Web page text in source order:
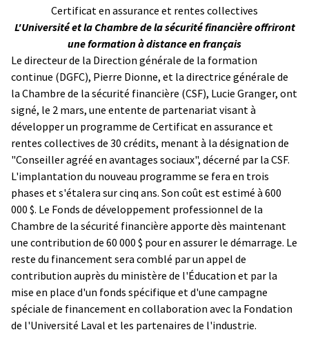
Certificat en assurance et rentes collectives
L'Université et la Chambre de la sécurité financière offriront
une formation à distance en français
Le directeur de la Direction générale de la formation
continue (DGFC), Pierre Dionne, et la directrice générale de
la Chambre de la sécurité financière (CSF), Lucie Granger, ont
signé, le 2 mars, une entente de partenariat visant à
développer un programme de Certificat en assurance et
rentes collectives de 30 crédits, menant à la désignation de
"Conseiller agréé en avantages sociaux", décerné par la CSF.
L'implantation du nouveau programme se fera en trois
phases et s'étalera sur cinq ans. Son coût est estimé à 600
000 $. Le Fonds de développement professionnel de la
Chambre de la sécurité financière apporte dès maintenant
une contribution de 60 000 $ pour en assurer le démarrage. Le
reste du financement sera comblé par un appel de
contribution auprès du ministère de l'Éducation et par la
mise en place d'un fonds spécifique et d'une campagne
spéciale de financement en collaboration avec la Fondation
de l'Université Laval et les partenaires de l'industrie.